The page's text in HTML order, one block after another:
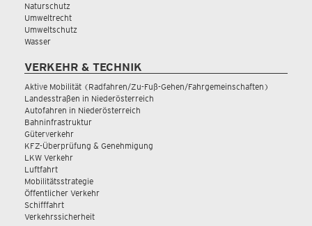
Naturschutz
Umweltrecht
Umweltschutz
Wasser
VERKEHR & TECHNIK
Aktive Mobilität (Radfahren/Zu-Fuß-Gehen/Fahrgemeinschaften)
Landesstraßen in Niederösterreich
Autofahren in Niederösterreich
Bahninfrastruktur
Güterverkehr
KFZ-Überprüfung & Genehmigung
LKW Verkehr
Luftfahrt
Mobilitätsstrategie
Öffentlicher Verkehr
Schifffahrt
Verkehrssicherheit